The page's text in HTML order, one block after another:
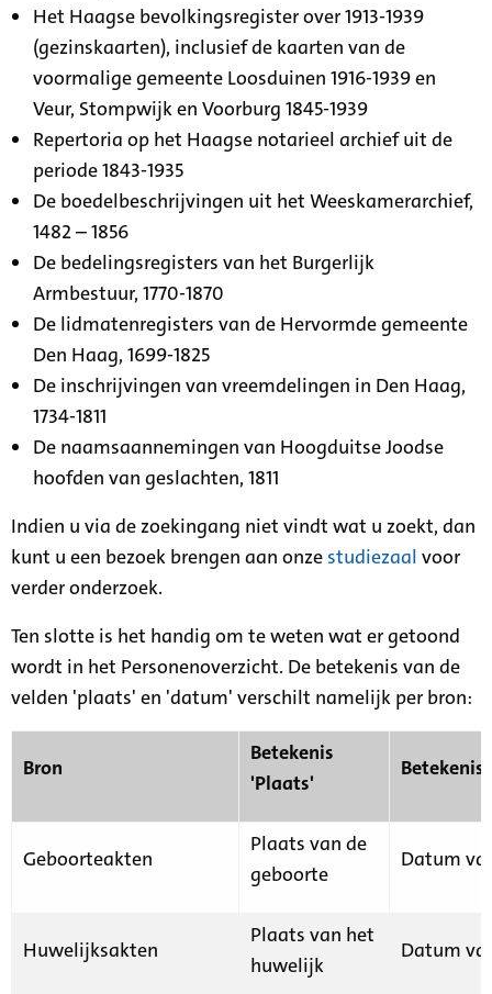
Het Haagse bevolkingsregister over 1913-1939
(gezinskaarten), inclusief de kaarten van de
voormalige gemeente Loosduinen 1916-1939 en
Veur, Stompwijk en Voorburg 1845-1939
Repertoria op het Haagse notarieel archief uit de
periode 1843-1935
De boedelbeschrijvingen uit het Weeskamerarchief,
1482 – 1856
De bedelingsregisters van het Burgerlijk
Armbestuur, 1770-1870
De lidmatenregisters van de Hervormde gemeente
Den Haag, 1699-1825
De inschrijvingen van vreemdelingen in Den Haag,
1734-1811
De naamsaannemingen van Hoogduitse Joodse
hoofden van geslachten, 1811
Indien u via de zoekingang niet vindt wat u zoekt, dan
kunt u een bezoek brengen aan onze studiezaal voor
verder onderzoek.
Ten slotte is het handig om te weten wat er getoond
wordt in het Personenoverzicht. De betekenis van de
velden 'plaats' en 'datum' verschilt namelijk per bron:
Bron
Betekenis
'Plaats'
Geboorteakten
Plaats van de
geboorte
Datum
Huwelijksakten
Plaats van het
huwelijk
Datum